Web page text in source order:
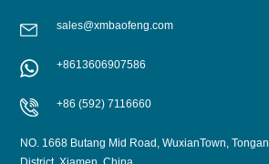
sales@xmbaofeng.com
+8613606907586
+86 (592) 7116660
NO. 1668 Butang Mid Road, WuxianTown, Tongan